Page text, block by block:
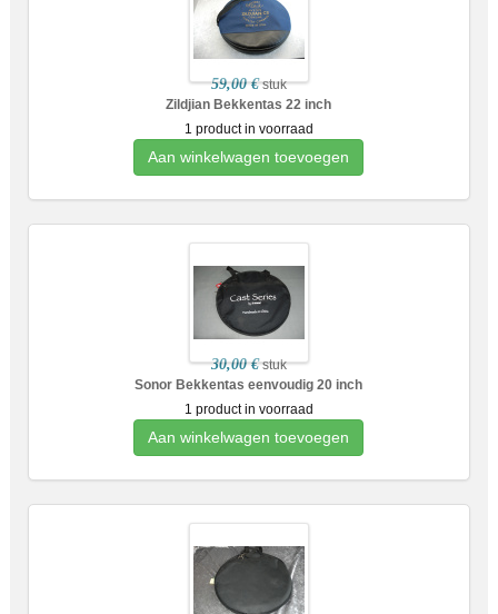
59,00 € stuk
Zildjian Bekkentas 22 inch
1 product in voorraad
Aan winkelwagen toevoegen
30,00 € stuk
Sonor Bekkentas eenvoudig 20 inch
1 product in voorraad
Aan winkelwagen toevoegen